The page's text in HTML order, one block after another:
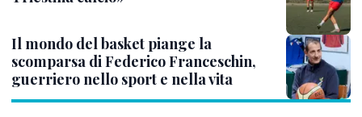
Il mondo del basket piange la
scomparsa di Federico Franceschin,
guerriero nello sport e nella vita